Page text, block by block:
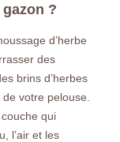
?
d’herbe
des
brins d’herbes
votre pelouse.
qui
l’air et les